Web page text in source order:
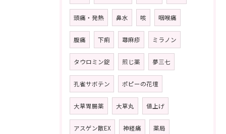
頭痛・発熱 鼻水 咳 咽喉痛
腹痛 下痢 蕁麻疹 ミラノン
タウロミン錠 煎じ薬 夢三七
孔雀サボテン ポピーの花壇
大草胃腸薬 大草丸 値上げ
アスゲン散EX 神経痛 薬局